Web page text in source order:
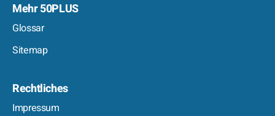
Mehr 50PLUS
Glossar
Sitemap
Rechtliches
Impressum